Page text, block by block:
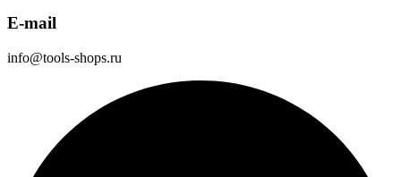
E-mail
info@tools-shops.ru